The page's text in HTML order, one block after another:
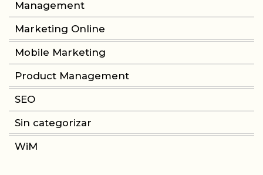
CONSULTORIA
Management
Marketing Online
Mobile Marketing
Product Management
SEO
Sin categorizar
WiM